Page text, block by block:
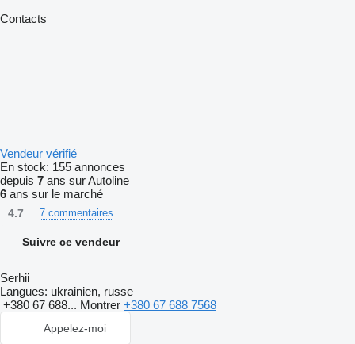
Contacts
Vendeur vérifié
En stock: 155 annonces
depuis 7 ans sur Autoline
6 ans sur le marché
4.7 7 commentaires
Suivre ce vendeur
Serhii
Langues: ukrainien, russe
+380 67 688... Montrer +380 67 688 7568
Appelez-moi